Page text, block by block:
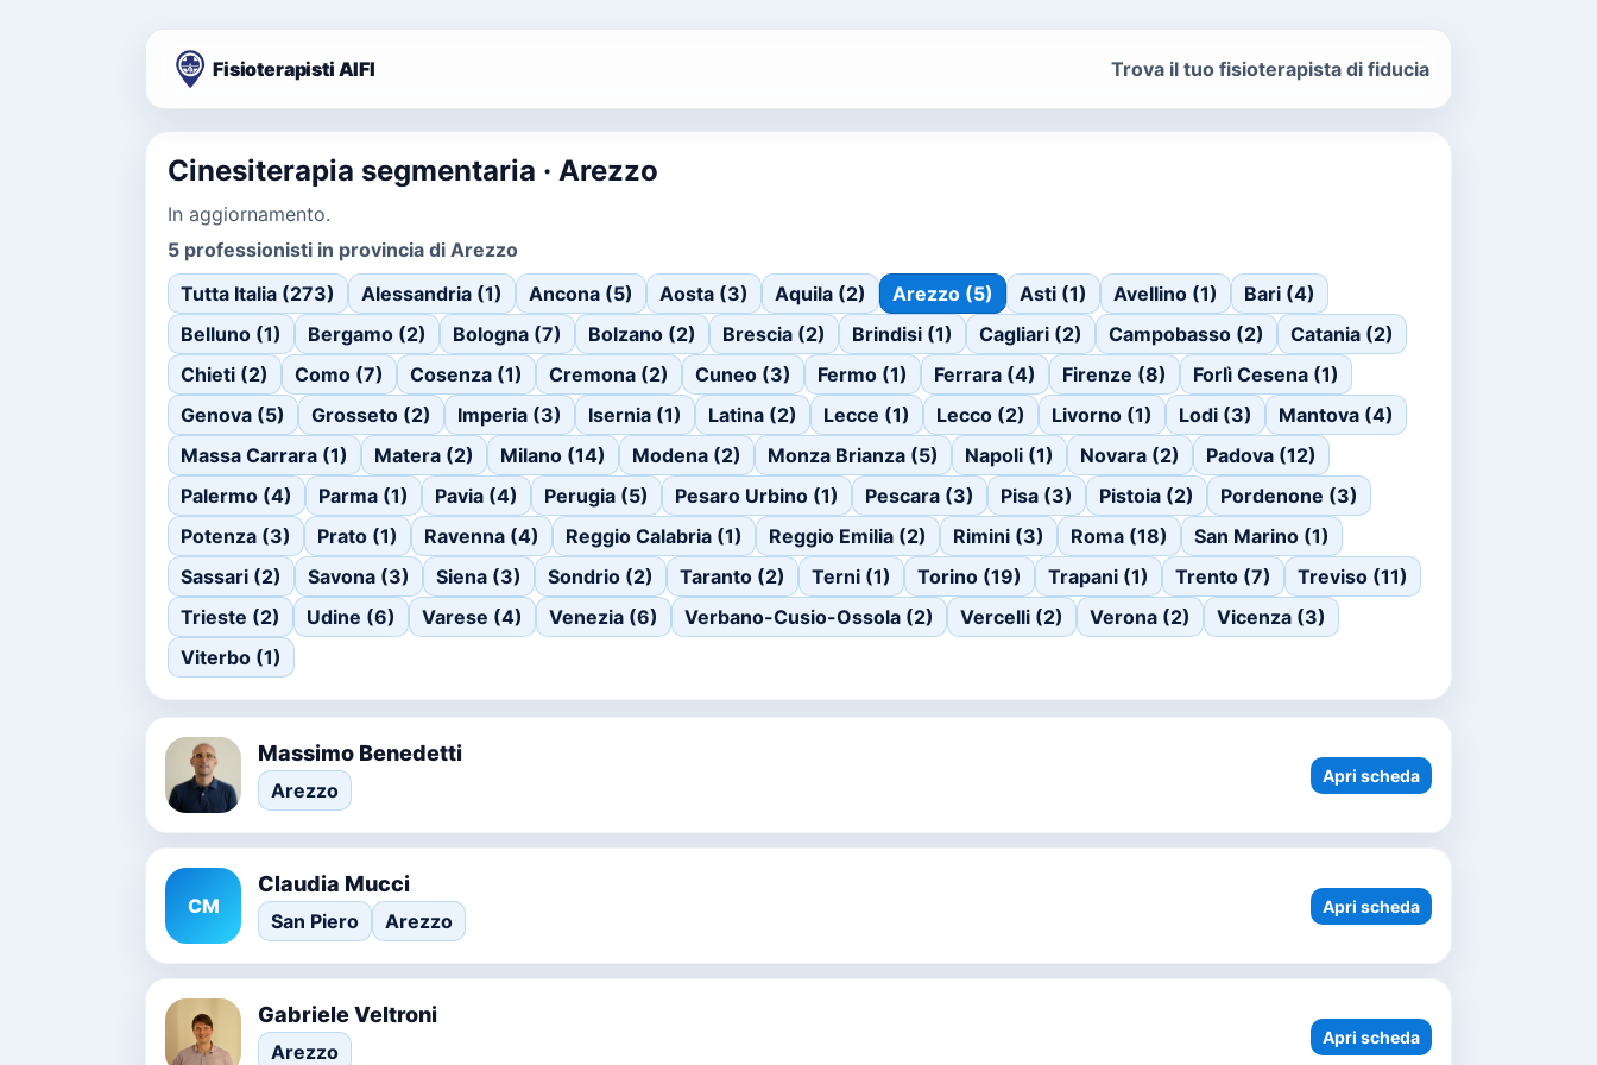
Fisioterapisti AIFI Trova il tuo fisioterapista di fiducia
Cinesiterapia segmentaria · Arezzo
In aggiornamento.
5 professionisti in provincia di Arezzo
Tutta Italia (273)
Alessandria (1) Ancona (5) Aosta (3) Aquila (2) Arezzo (5) Asti (1) Avellino (1)
Bari (4)
Belluno (1)
Bergamo (2) Bologna (7) Bolzano (2) Brescia (2) Brindisi (1) Cagliari (2) Campobasso (2)
Catania (2)
Chieti (2)
Como (7) Cosenza (1) Cremona (2) Cuneo (3) Fermo (1) Ferrara (4) Firenze (8)
Forlì Cesena (1)
Genova (5)
Grosseto (2) Imperia (3) Isernia (1) Latina (2) Lecce (1) Lecco (2) Livorno (1) Lodi (3)
Mantova (4)
Massa Carrara (1)
Matera (2) Milano (14) Modena (2) Monza Brianza (5) Napoli (1) Novara (2)
Padova (12)
Palermo (4)
Parma (1) Pavia (4) Perugia (5) Pesaro Urbino (1) Pescara (3) Pisa (3) Pistoia (2)
Pordenone (3)
Potenza (3)
Prato (1) Ravenna (4) Reggio Calabria (1) Reggio Emilia (2) Rimini (3) Roma (18)
San Marino (1)
Sassari (2)
Savona (3) Siena (3) Sondrio (2) Taranto (2) Terni (1) Torino (19) Trapani (1) Trento (7)
Treviso (11)
Trieste (2)
Udine (6) Varese (4) Venezia (6) Verbano-Cusio-Ossola (2) Vercelli (2) Verona (2)
Vicenza (3)
Viterbo (1)
Massimo Benedetti
Arezzo
Apri scheda
CM
Claudia Mucci
San Piero Arezzo
Apri scheda
Gabriele Veltroni
Arezzo
Apri scheda